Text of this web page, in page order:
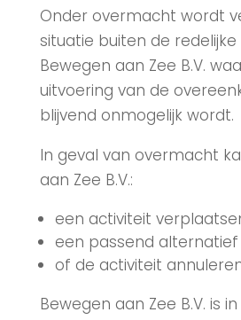
Onder overmacht wordt
situatie buiten de redelijke
Bewegen aan Zee B.V.
uitvoering van de
blijvend onmogelijk wordt.
In geval van overmacht
aan Zee B.V.:
een activiteit
een passend
of de activiteit
Bewegen aan Zee B.V. is